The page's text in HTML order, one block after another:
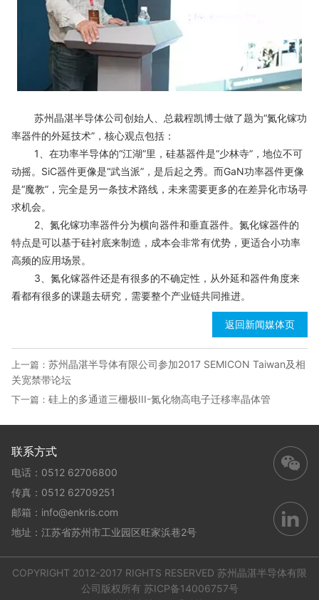
苏州晶湛半导体公司创始人、总裁程凯博士做了题为“氮化镓功
率器件的外延技术”，核心观点包括：
1、在功率半导体的“江湖”里，硅基器件是“少林寺”，地位不可
动摇。SiC器件更像是“武当派”，是后起之秀。而GaN功率器件更像
是“魔教”，完全是另一条技术路线，未来需要更多的在差异化市场寻
求机会。
2、氮化镓功率器件分为横向器件和垂直器件。氮化镓器件的
特点是可以基于硅衬底来制造，成本会非常有优势，更适合小功率
高频的应用场景。
3、氮化镓器件还是有很多的不确定性，从外延和器件角度来
看都有很多的课题去研究，需要整个产业链共同推进。
返回新闻媒体页
上一篇： 苏州晶湛半导体有限公司参加2017 SEMICON Taiwan及相
关宽禁带论坛
下一篇： 硅上的多通道三栅极III-氮化物高电子迁移率晶体管
联系方式
电话：0512 62706800
传真：0512 62709251
邮箱： info@enkris.com
地址：江苏省苏州市工业园区旺家浜巷2号
COPYRIGHT 2012-2017 RIGHTS RESERVED 苏州晶湛半导体有限
公司版权所有 苏ICP备14006757号